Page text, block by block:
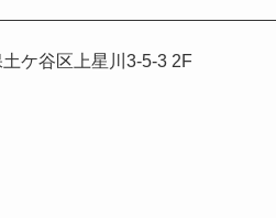
ケ谷区上星川3-5-3 2F